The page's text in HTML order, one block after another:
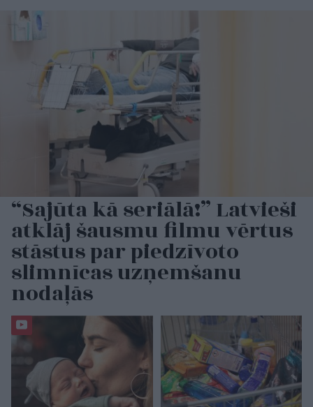
“Sajūta kā seriālā!” Latvieši
atklāj šausmu filmu vērtus
stāstus par piedzīvoto
slimnīcas uzņemšanu
nodaļās